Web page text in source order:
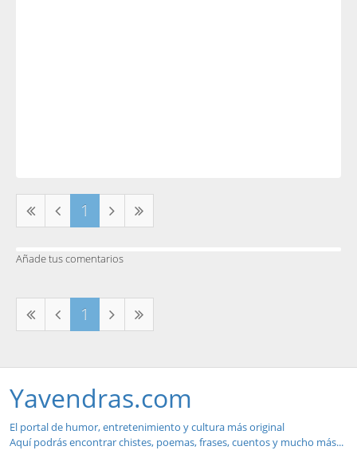
1
Añade tus comentarios
1
Yavendras.com
El portal de humor, entretenimiento y cultura más original
Aquí podrás encontrar chistes, poemas, frases, cuentos y mucho más...